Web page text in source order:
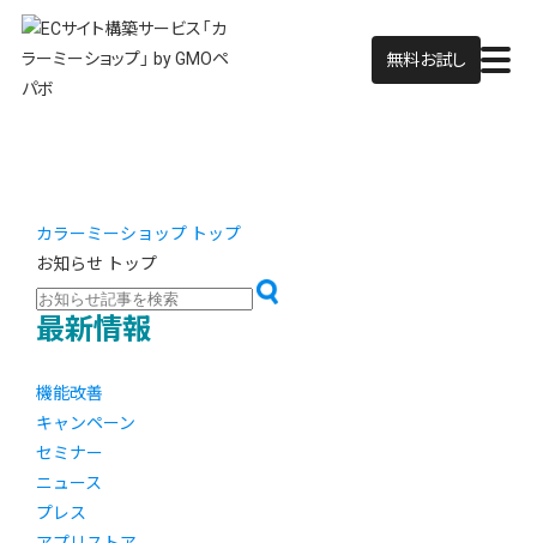
無料お試し
カラーミーショップ トップ
お知らせ トップ
最新情報
機能改善
キャンペーン
セミナー
ニュース
プレス